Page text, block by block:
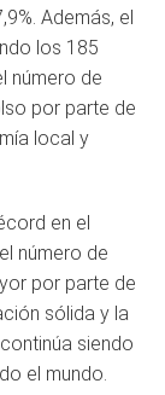
Además, el
los 185
número de
por parte de
local y
en el
número de
por parte de
sólida y la
siendo
el mundo.